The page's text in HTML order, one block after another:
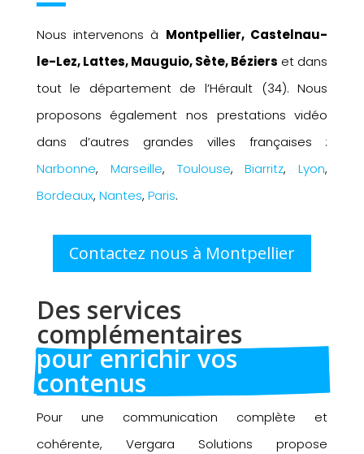
Nous intervenons à Montpellier, Castelnau-
le-Lez, Lattes, Mauguio, Sète, Béziers et dans
tout le département de l’Hérault (34). Nous
proposons également nos prestations vidéo
dans d’autres grandes villes françaises :
Narbonne, Marseille, Toulouse,Biarritz,Lyon,
Bordeaux, Nantes, Paris.
Contactez nous à Montpellier
Des services
complémentaires
pour enrichir vos
contenus
Pour une communication complète et
cohérente, Vergara Solutions propose